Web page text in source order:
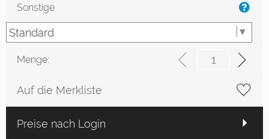
Sonstige
Menge:
Auf die Merkliste
Preise nach Login